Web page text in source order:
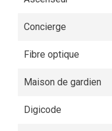
Concierge
Fibre optique
Maison de gardien
Digicode